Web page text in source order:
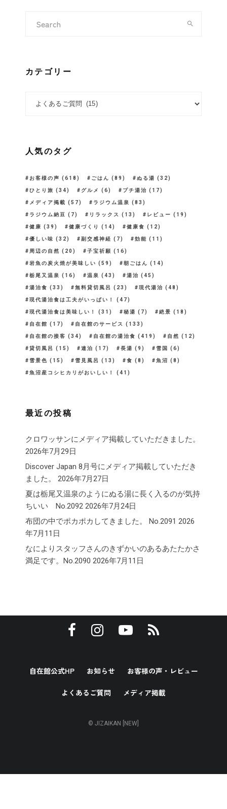
カテゴリー
人気のタグ
お客様の声 (618) ごはん (89) ぬる湯 (32)
ひとり旅 (34) グルメ (6) プチ湯治 (17)
メディア掲載 (57) ラジウム温泉 (83)
ラジウム納豆 (7) リラックス (13) レビュー (19)
健康 (39) 健康づくり (14) 健康食 (12)
優しい味 (32) 副交感神経 (7) 効能 (11)
周辺の自然 (20) 子宝祈願 (16)
岩魚の炭火焼が美味しい (59) 朝ごはん (14)
栃尾又温泉 (16) 温泉 (43) 湯治 (45)
湯治食 (33) 無料貸切風呂 (23) 現代湯治 (48)
現代湯治食は工夫がいっぱい！ (47)
現代湯治食は美味しい！ (31) 秘湯 (7) 絶景 (18)
自在館 (17) 自在館のサービス (133)
自在館の接客 (34) 自在館の湯治食 (419) 自然 (12)
貸切風呂 (15) 連泊 (17) 長湯 (9) 雪国 (6)
雪景色 (15) 雪見風呂 (13) 食 (8) 魚沼 (8)
魚沼産コシヒカリがおいしい！ (41)
最近の投稿
クロワッサンにメディア掲載していただきました。
2026年7月29日
Discover Japan 8月号にメディア掲載していただき
ました。
2026年7月27日
夏は栃尾又温泉のようにぬる湯に長く入るのが気持
ちいい No.2092 2026年7月24日
布団の中でポカポカしてきました。 No.2091 2026
年7月11日
なによりスタッフさんのきずかいのあるあたたかさ
満足です。No.2090 2026年7月11日
自在館公式HP お知らせ お客様の声・レビュー
よくあるご質問 メディア掲載
© JIZAIKAN [NEW]